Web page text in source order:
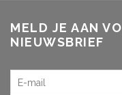
MELD JE AAN
NIEUWSBRIEF